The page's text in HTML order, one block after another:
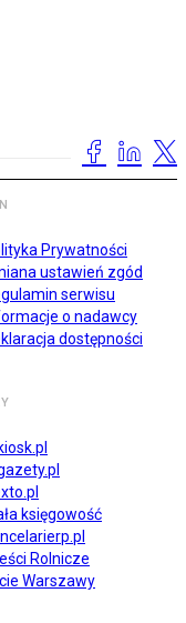
Prywatności
ustawień zgód
serwisu
o nadawcy
dostępności
księgowość
Rolnicze
Warszawy